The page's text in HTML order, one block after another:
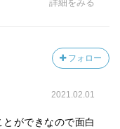
詳細をみる
フォロー
2021.02.01
ができなので面白